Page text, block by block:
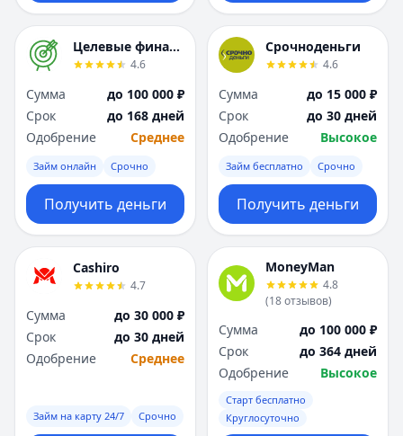
Целевые финансы
4.6
Сумма
до 100 000 ₽
Срок
до 168 дней
Одобрение
Среднее
Займ онлайн Срочно
Получить деньги
Срочноденьги
4.6
Сумма
до 15 000 ₽
Срок
до 30 дней
Одобрение
Высокое
Займ бесплатно Срочно
Получить деньги
Cashiro
4.7
Сумма
до 30 000 ₽
Срок
до 30 дней
Одобрение
Среднее
Займ на карту 24/7 Срочно
MoneyMan
4.8
(18отзывов)
Сумма
до 100 000 ₽
Срок
до 364 дней
Одобрение
Высокое
Старт бесплатно
Круглосуточно